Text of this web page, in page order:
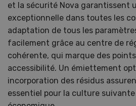
et la sécurité Nova garantissent
exceptionnelle dans toutes les
adaptation de tous les
facilement grâce au centre de
cohérente, qui marque des
accessibilité. Un émiettement
incorporation des résidus
essentiel pour la culture